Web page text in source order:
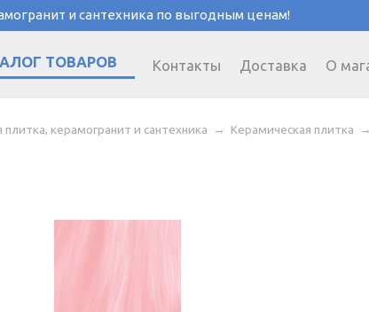
и сантехника по выгодным ценам!
ТОВАРОВ Контакты Доставка О
керамогранит и сантехника → Керамическая плитка →